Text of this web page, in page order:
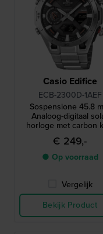
Casio Edifice
ECB-2300D-1AEF
Sospensione 45.8
Analoog-digitaal
horloge met carbon
€ 249,-
● Op voorraad
Vergelijk
Bekijk Product